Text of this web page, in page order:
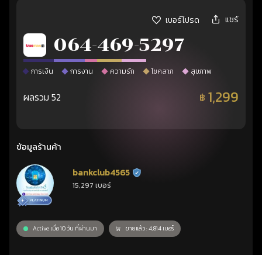
เบอร์โปรด แชร์
064-469-5297
การเงิน การงาน ความรัก โชคลาภ สุขภาพ
ผลรวม 52 ฿ 1,299
ข้อมูลร้านค้า
bankclub4565 ร้านยืนยันแล้ว
15,297 เบอร์
Active เมื่อ 10 วัน ที่ผ่านมา ขายแล้ว : 4,814 เบอร์